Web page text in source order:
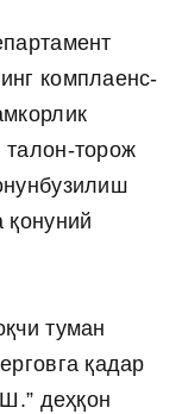
комплаенс-
талон-торож
қонуний
туман
қадар
деҳқон